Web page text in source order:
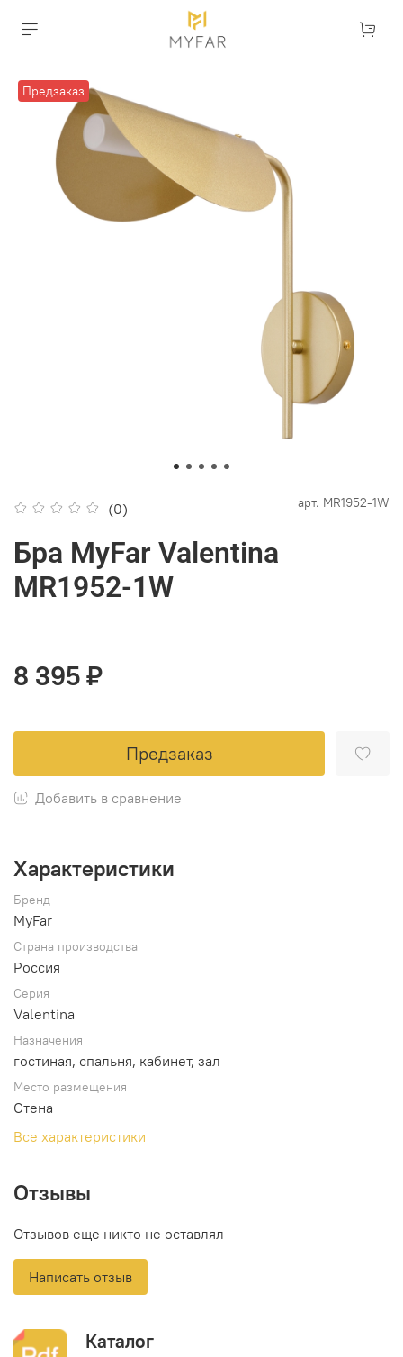
Предзаказ
(0) арт. MR1952-1W
Бра MyFar Valentina
MR1952-1W
8 395 ₽
Предзаказ
Добавить в сравнение
Характеристики
Бренд
MyFar
Страна производства
Россия
Серия
Valentina
Назначения
гостиная, спальня, кабинет, зал
Место размещения
Стена
Все характеристики
Отзывы
Отзывов еще никто не оставлял
Написать отзыв
Каталог